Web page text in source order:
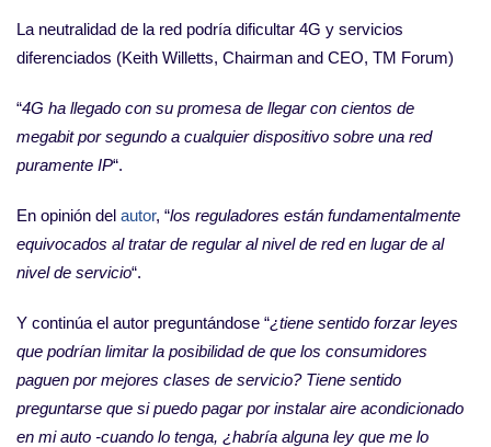
La neutralidad de la red podría dificultar 4G y servicios
diferenciados (Keith Willetts, Chairman and CEO, TM Forum)
“4G ha llegado con su promesa de llegar con cientos de
megabit por segundo a cualquier dispositivo sobre una red
puramente IP“.
En opinión del autor, “los reguladores están fundamentalmente
equivocados al tratar de regular al nivel de red en lugar de al
nivel de servicio“.
Y continúa el autor preguntándose “¿tiene sentido forzar leyes
que podrían limitar la posibilidad de que los consumidores
paguen por mejores clases de servicio? Tiene sentido
preguntarse que si puedo pagar por instalar aire acondicionado
en mi auto -cuando lo tenga, ¿habría alguna ley que me lo